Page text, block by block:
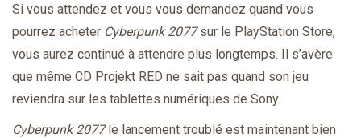
Si vous attendez et vous vous demandez quand vous
pourrez acheter Cyberpunk 2077sur le PlayStation Store,
vous aurez continué à attendre plus longtemps. Il s’avère
que même CD Projekt RED ne sait pas quand son jeu
reviendra sur les tablettes numériques de Sony.
Cyberpunk 2077le lancement troublé est maintenant bien